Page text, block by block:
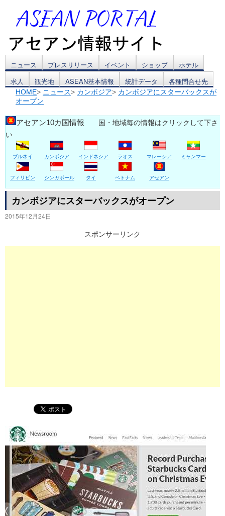
コ
ン
テ
ン
ツ
へ
ス
キ
ッ
ニュース プレスリリース イベント ショップ
ホテル
求人
観光地 ASEAN基本情報 統計データ 各種問合せ先
HOME> ニュース> カンボジア> カンボジアにスターバックスが
オープン
アセアン10カ国情報 国・地域毎の情報はクリックして下さ
い
ブルネイ カンボジア インドネシア ラオス マレーシア ミャンマー
フィリピン シンガポール タイ ベトナム アセアン
カンボジアにスターバックスがオープン
2015年12月24日
スポンサーリンク